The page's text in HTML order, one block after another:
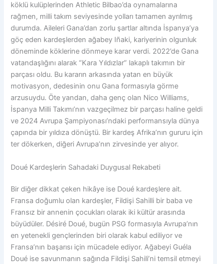
köklü kulüplerinden Athletic Bilbao’da oynamalarına
rağmen, milli takım seviyesinde yolları tamamen ayrılmış
durumda. Aileleri Gana’dan zorlu şartlar altında İspanya’ya
göç eden kardeşlerden ağabey Iñaki, kariyerinin olgunluk
döneminde köklerine dönmeye karar verdi. 2022’de Gana
vatandaşlığını alarak “Kara Yıldızlar” lakaplı takımın bir
parçası oldu. Bu kararın arkasında yatan en büyük
motivasyon, dedesinin onu Gana formasıyla görme
arzusuydu. Öte yandan, daha genç olan Nico Williams,
İspanya Milli Takımı’nın vazgeçilmez bir parçası haline geldi
ve 2024 Avrupa Şampiyonası’ndaki performansıyla dünya
çapında bir yıldıza dönüştü. Bir kardeş Afrika’nın gururu için
ter dökerken, diğeri Avrupa’nın zirvesinde yer alıyor.
Doué Kardeşlerin Sahadaki Duygusal Rekabeti
Bir diğer dikkat çeken hikâye ise Doué kardeşlere ait.
Fransa doğumlu olan kardeşler, Fildişi Sahilli bir baba ve
Fransız bir annenin çocukları olarak iki kültür arasında
büyüdüler. Désiré Doué, bugün PSG formasıyla Avrupa’nın
en yetenekli gençlerinden biri olarak kabul ediliyor ve
Fransa’nın başarısı için mücadele ediyor. Ağabeyi Guéla
Doué ise savunmanın sağında Fildişi Sahili’ni temsil etmeyi